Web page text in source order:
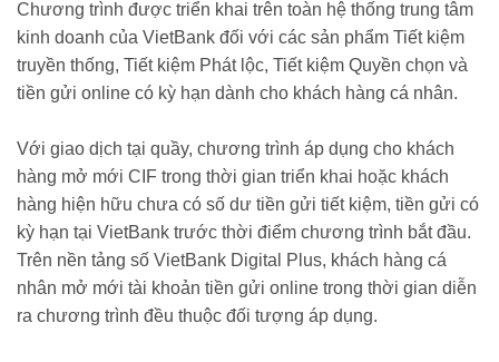
Chương trình được triển khai trên toàn hệ thống trung tâm
kinh doanh của VietBank đối với các sản phẩm Tiết kiệm
truyền thống, Tiết kiệm Phát lộc, Tiết kiệm Quyền chọn và
tiền gửi online có kỳ hạn dành cho khách hàng cá nhân.
Với giao dịch tại quầy, chương trình áp dụng cho khách
hàng mở mới CIF trong thời gian triển khai hoặc khách
hàng hiện hữu chưa có số dư tiền gửi tiết kiệm, tiền gửi có
kỳ hạn tại VietBank trước thời điểm chương trình bắt đầu.
Trên nền tảng số VietBank Digital Plus, khách hàng cá
nhân mở mới tài khoản tiền gửi online trong thời gian diễn
ra chương trình đều thuộc đối tượng áp dụng.